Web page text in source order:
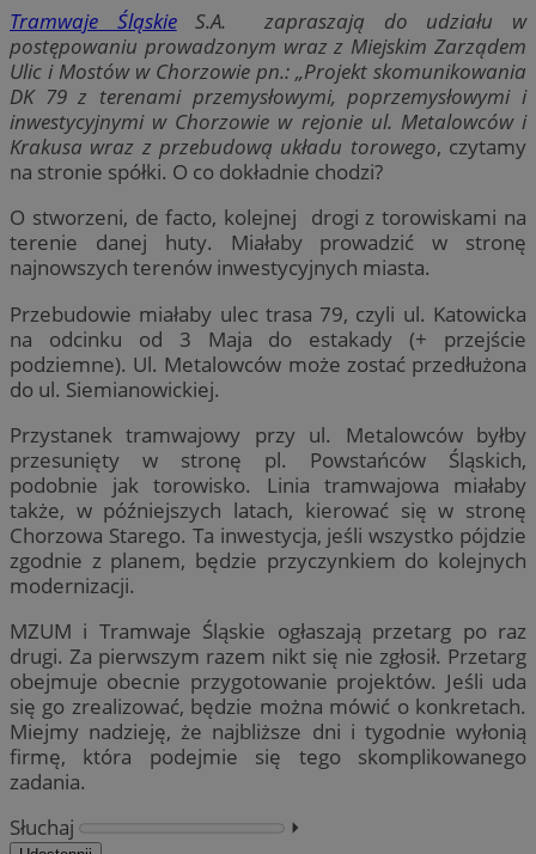
Tramwaje ŚląskieS.A. zapraszają do udziału w
postępowaniu prowadzonym wraz z Miejskim Zarządem
Ulic i Mostów w Chorzowie pn.: „Projekt skomunikowania
DK 79 z terenami przemysłowymi, poprzemysłowymi i
inwestycyjnymi w Chorzowie w rejonie ul. Metalowców i
Krakusa wraz z przebudową układu torowego, czytamy
na stronie spółki. O co dokładnie chodzi?
O stworzeni, de facto, kolejnej drogi z torowiskami na
terenie danej huty. Miałaby prowadzić w stronę
najnowszych terenów inwestycyjnych miasta.
Przebudowie miałaby ulec trasa 79, czyli ul. Katowicka
na odcinku od 3 Maja do estakady (+ przejście
podziemne). Ul. Metalowców może zostać przedłużona
do ul. Siemianowickiej.
Przystanek tramwajowy przy ul. Metalowców byłby
przesunięty w stronę pl. Powstańców Śląskich,
podobnie jak torowisko. Linia tramwajowa miałaby
także, w późniejszych latach, kierować się w stronę
Chorzowa Starego. Ta inwestycja, jeśli wszystko pójdzie
zgodnie z planem, będzie przyczynkiem do kolejnych
modernizacji.
MZUM i Tramwaje Śląskie ogłaszają przetarg po raz
drugi. Za pierwszym razem nikt się nie zgłosił. Przetarg
obejmuje obecnie przygotowanie projektów. Jeśli uda
się go zrealizować, będzie można mówić o konkretach.
Miejmy nadzieję, że najbliższe dni i tygodnie wyłonią
firmę, która podejmie się tego skomplikowanego
zadania.
Słuchaj
⏵︎